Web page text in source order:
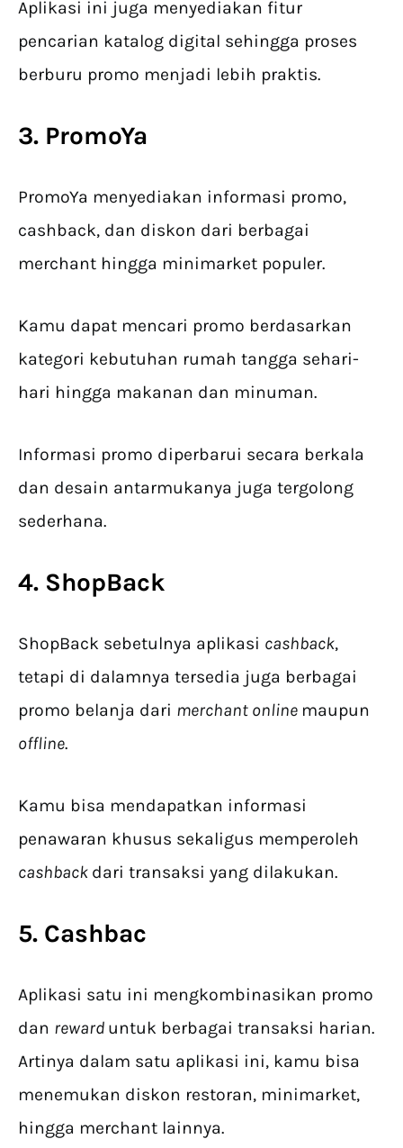
Aplikasi ini juga menyediakan fitur
pencarian katalog digital sehingga proses
berburu promo menjadi lebih praktis.
3. PromoYa
PromoYa menyediakan informasi promo,
cashback, dan diskon dari berbagai
merchant hingga minimarket populer.
Kamu dapat mencari promo berdasarkan
kategori kebutuhan rumah tangga sehari-
hari hingga makanan dan minuman.
Informasi promo diperbarui secara berkala
dan desain antarmukanya juga tergolong
sederhana.
4. ShopBack
ShopBack sebetulnya aplikasi cashback,
tetapi di dalamnya tersedia juga berbagai
promo belanja dari merchant online maupun
offline.
Kamu bisa mendapatkan informasi
penawaran khusus sekaligus memperoleh
cashback dari transaksi yang dilakukan.
5. Cashbac
Aplikasi satu ini mengkombinasikan promo
dan reward untuk berbagai transaksi harian.
Artinya dalam satu aplikasi ini, kamu bisa
menemukan diskon restoran, minimarket,
hingga merchant lainnya.